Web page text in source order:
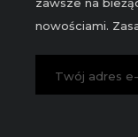
zawsze na
nowościami.